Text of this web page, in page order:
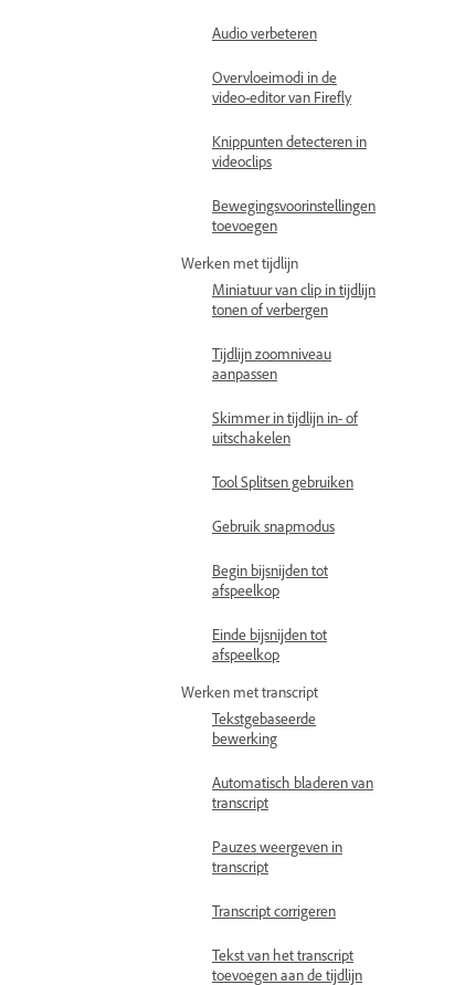
Audio verbeteren
Overvloeimodi in de
video-editor van Firefly
Knippunten detecteren in
videoclips
Bewegingsvoorinstellingen
toevoegen
Werken met tijdlijn
Miniatuur van clip in tijdlijn
tonen of verbergen
Tijdlijn zoomniveau
aanpassen
Skimmer in tijdlijn in- of
uitschakelen
Tool Splitsen gebruiken
Gebruik snapmodus
Begin bijsnijden tot
afspeelkop
Einde bijsnijden tot
afspeelkop
Werken met transcript
Tekstgebaseerde
bewerking
Automatisch bladeren van
transcript
Pauzes weergeven in
transcript
Transcript corrigeren
Tekst van het transcript
toevoegen aan de tijdlijn